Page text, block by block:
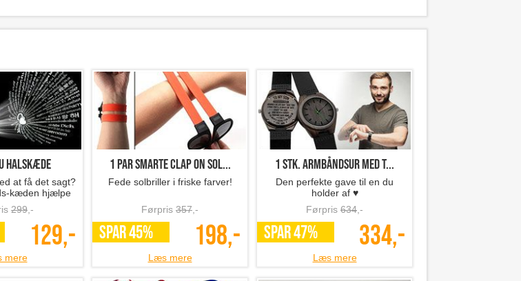
halskæde
at få det sagt?
kæden hjælpe
dig!299 ,-
129,-
mere
1 par smarte clap on sol...
Fede solbriller i friske farver!
Førpris 357 ,-
SPAR 45% 198,-
Læs mere
1 stk. armbåndsur med t...
Den perfekte gave til en du
holder af ♥
Førpris 634 ,-
SPAR 47% 334,-
Læs mere